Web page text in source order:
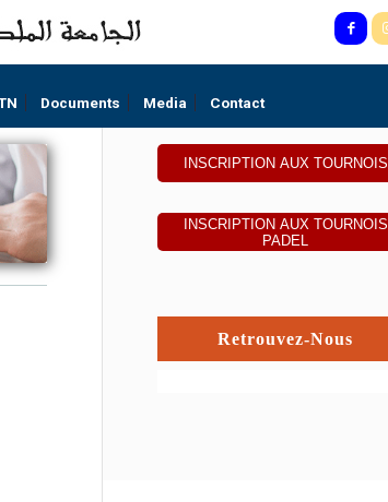
Documents Media Contact
INSCRIPTION AUX TOURNOIS
INSCRIPTION AUX TOURNOIS
PADEL
Retrouvez-Nous